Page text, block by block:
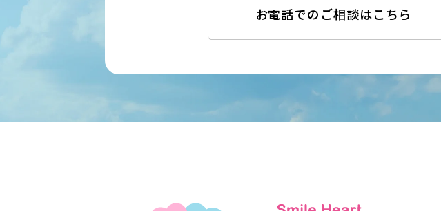
お電話でのご相談はこちら